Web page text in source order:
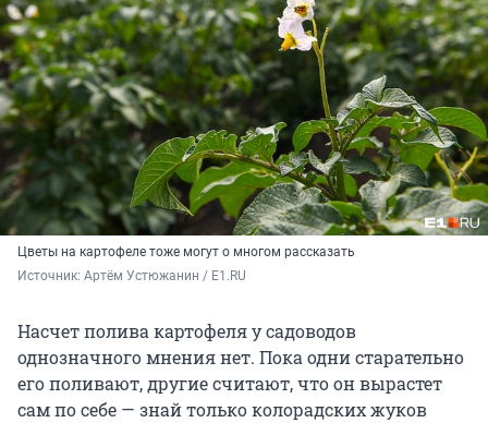
Цветы на картофеле тоже могут о многом рассказать
Источник: Артём Устюжанин / E1.RU
Насчет полива картофеля у садоводов
однозначного мнения нет. Пока одни старательно
его поливают, другие считают, что он вырастет
сам по себе — знай только колорадских жуков